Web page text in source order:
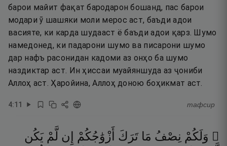
барои майит фақат бародарон бошанд, пас барои
модари ӯ шашяки моли мерос аст, баъди адои
васияте, ки карда шудааст ё баъди адои қарз. Шумо
намедонед, ки падарони шумо ва писарони шумо
дар нафъ расонидан кадоми аз онҳо ба шумо
наздиктар аст. Ин ҳиссаи муайяншуда аз ҷониби
Аллоҳ аст. Ҳаройина, Аллоҳ доною боҳикмат аст.
4:11 тафсир
۞ وَلَكُمْ نِصْفُ مَا تَرَكَ أَزْوَٰجُكُمْ إِن لَّمْ يَكُن